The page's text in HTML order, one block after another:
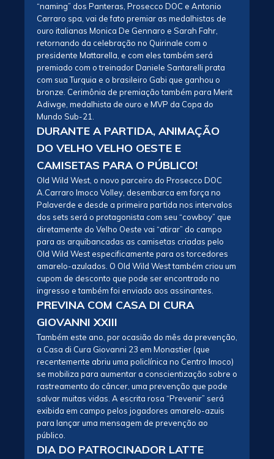
“naming” dos Panteras, Prosecco DOC e Antonio
Carraro spa, vai de fato premiar as medalhistas de
ouro italianas Monica De Gennaro e Sarah Fahr,
retornando da celebração no Quirinale com o
presidente Mattarella, e com eles também será
premiado com o treinador Daniele Santarelli prata
com sua Turquia e o brasileiro Gabi que ganhou o
bronze. Cerimônia de premiação também para Merit
Adiwge, medalhista de ouro e MVP da Copa do
Mundo Sub-21.
DURANTE A PARTIDA, ANIMAÇÃO
DO VELHO VELHO OESTE E
CAMISETAS PARA O PÚBLICO!
Old Wild West, o novo parceiro do Prosecco DOC
A.Carraro Imoco Volley, desembarca em força no
Palaverde e desde a primeira partida nos intervalos
dos sets será o protagonista com seu “cowboy” que
diretamente do Velho Oeste vai “atirar” do campo
para as arquibancadas as camisetas criadas pelo
Old Wild West especificamente para os torcedores
amarelo-azulados. O Old Wild West também criou um
cupom de desconto que pode ser encontrado no
ingresso e também foi enviado aos assinantes.
PREVINA COM CASA DI CURA
GIOVANNI XXIII
Também este ano, por ocasião do mês da prevenção,
a Casa di Cura Giovanni 23 em Monastier (que
recentemente abriu uma policlínica no Centro Imoco)
se mobiliza para aumentar a conscientização sobre o
rastreamento do câncer, uma prevenção que pode
salvar muitas vidas. A escrita rosa “Prevenir” será
exibida em campo pelos jogadores amarelo-azuis
para lançar uma mensagem de prevenção ao
público.
DIA DO PATROCINADOR LATTE